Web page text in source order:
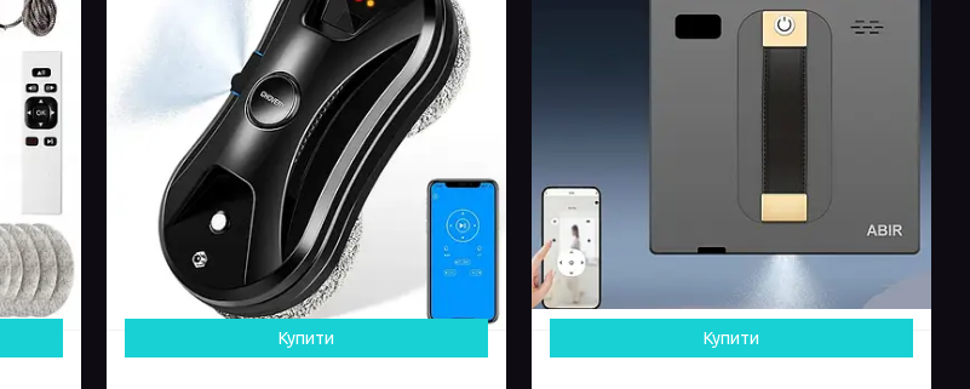
Купити Купити